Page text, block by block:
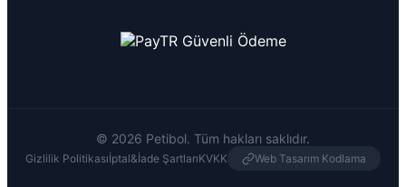
© 2026 Petibol. Tüm hakları saklıdır.
Gizlilik Politikasıİptal&İade ŞartlarıKVKK Web Tasarım Kodlama